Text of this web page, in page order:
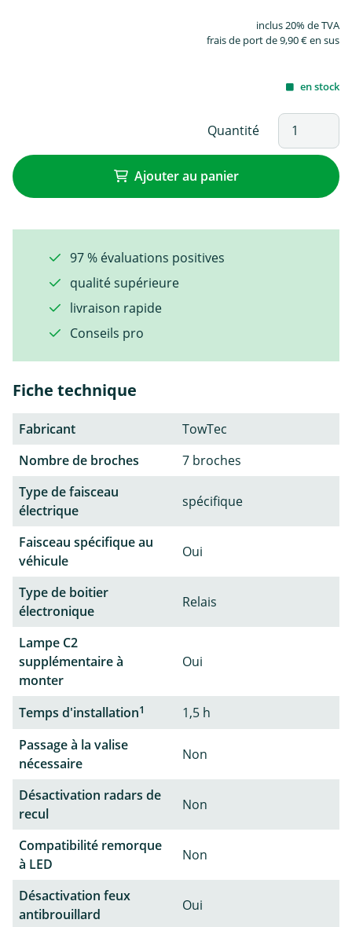
inclus 20% de TVA
frais de port de 9,90 € en sus
en stock
Quantité
Ajouter au panier
97 % évaluations positives
qualité supérieure
livraison rapide
Conseils pro
Fiche technique
Fabricant
TowTec
Nombre de broches
7 broches
Type de faisceau
électrique
spécifique
Faisceau spécifique au
véhicule
Oui
Type de boitier
électronique
Relais
Lampe C2
supplémentaire à
monter
Oui
Temps d'installation1
1,5 h
Passage à la valise
nécessaire
Non
Désactivation radars de
recul
Non
Compatibilité remorque
à LED
Non
Désactivation feux
antibrouillard
Oui